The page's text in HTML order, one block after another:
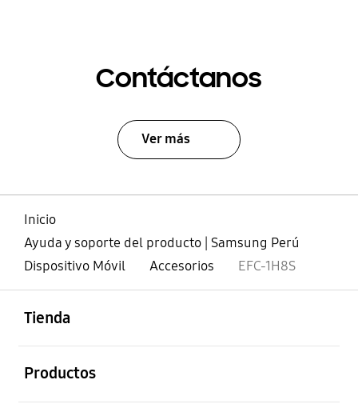
Contáctanos
Ver más
Inicio
Ayuda y soporte del producto | Samsung Perú
Dispositivo Móvil
Accesorios EFC-1H8S
Tienda
Productos